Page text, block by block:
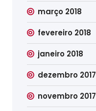
março 2018
fevereiro 2018
janeiro 2018
dezembro 2017
novembro 2017